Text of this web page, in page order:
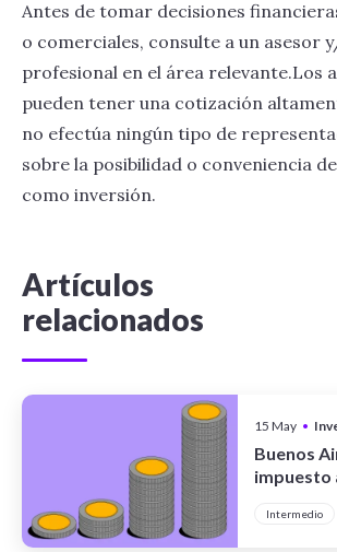
Antes de tomar decisiones
o comerciales, consulte a un asesor
profesional en el área relevante.Los
pueden tener una cotización
no efectúa ningún tipo de
sobre la posibilidad o conveniencia
como inversión.
Artículos
relacionados
15 May •
Buenos
impuesto
Intermedio